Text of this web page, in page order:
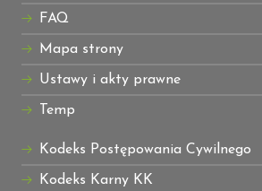
FAQ
Mapa strony
Ustawy i akty prawne
Temp
Kodeks Postępowania Cywilnego
Kodeks Karny KK